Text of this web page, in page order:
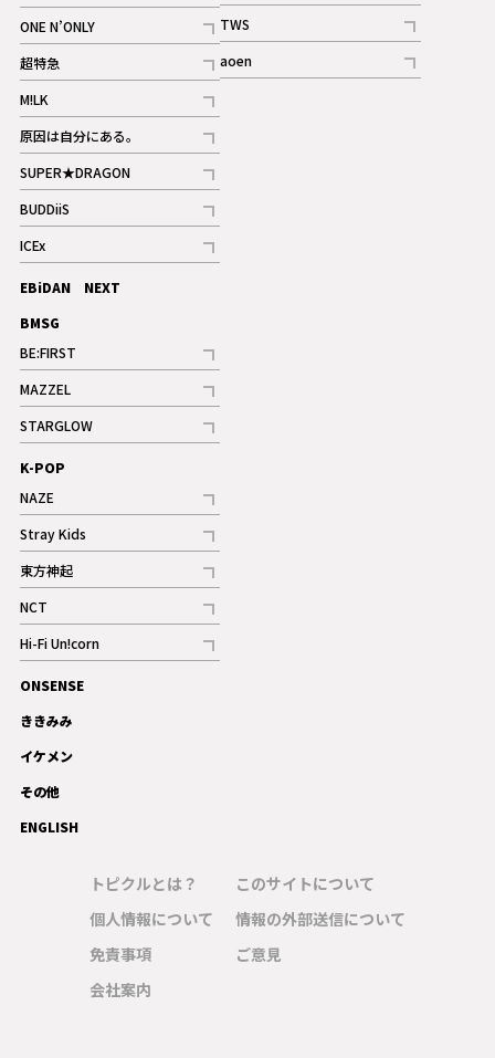
記事
ONE N’ONLY
記事
超特急
記事
M!LK
記事
原因は自分にある。
記事
SUPER★DRAGON
記事
BUDDiiS
記事
ICEx
記事
EBiDAN NEXT
BMSG
BE:FIRST
記事
ギャラリー
MAZZEL
記事
ギャラリー
STARGLOW
記事
記事
TWS
記事
aoen
記事
K-POP
NAZE
記事
Stray Kids
記事
東方神起
記事
NCT
記事
Hi-Fi Un!corn
記事
ギャラリー
ONSENSE
ききみみ
イケメン
その他
ENGLISH
トピクルとは？
個人情報について
免責事項
会社案内
このサイトについて
情報の外部送信について
ご意見